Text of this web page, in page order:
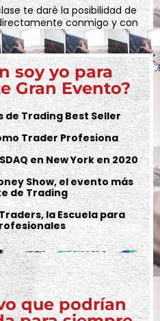
te daré la posibilidad de
conmigo y con
soy yo para
Gran Evento?
de Trading Best Seller
Trader Profesiona
en New York en 2020
Show, el evento más
de Trading
la Escuela para
que podrían